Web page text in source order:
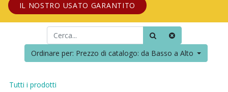
IL NOSTRO USATO GARANTITO
Ordinare per: Prezzo di catalogo: da Basso a Alto
Tutti i prodotti